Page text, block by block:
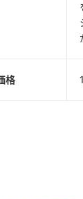
格